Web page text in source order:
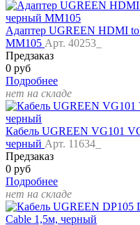
Адаптер UGREEN HDMI
MM105 Арт. 40253_
Предзаказ
0 руб
Подробнее
нет на складе
Кабель UGREEN VG101
черный Арт. 11634_
Предзаказ
0 руб
Подробнее
нет на складе